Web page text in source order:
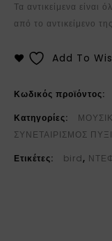
Τα αντικείμενα είναι
από το αντικείμενο
Add To
Κωδικός προϊόντος:
Κατηγορίες:
ΣΥΝΕΤΑΙΡΙΣΜΟΣ
Ετικέτες:
bird,